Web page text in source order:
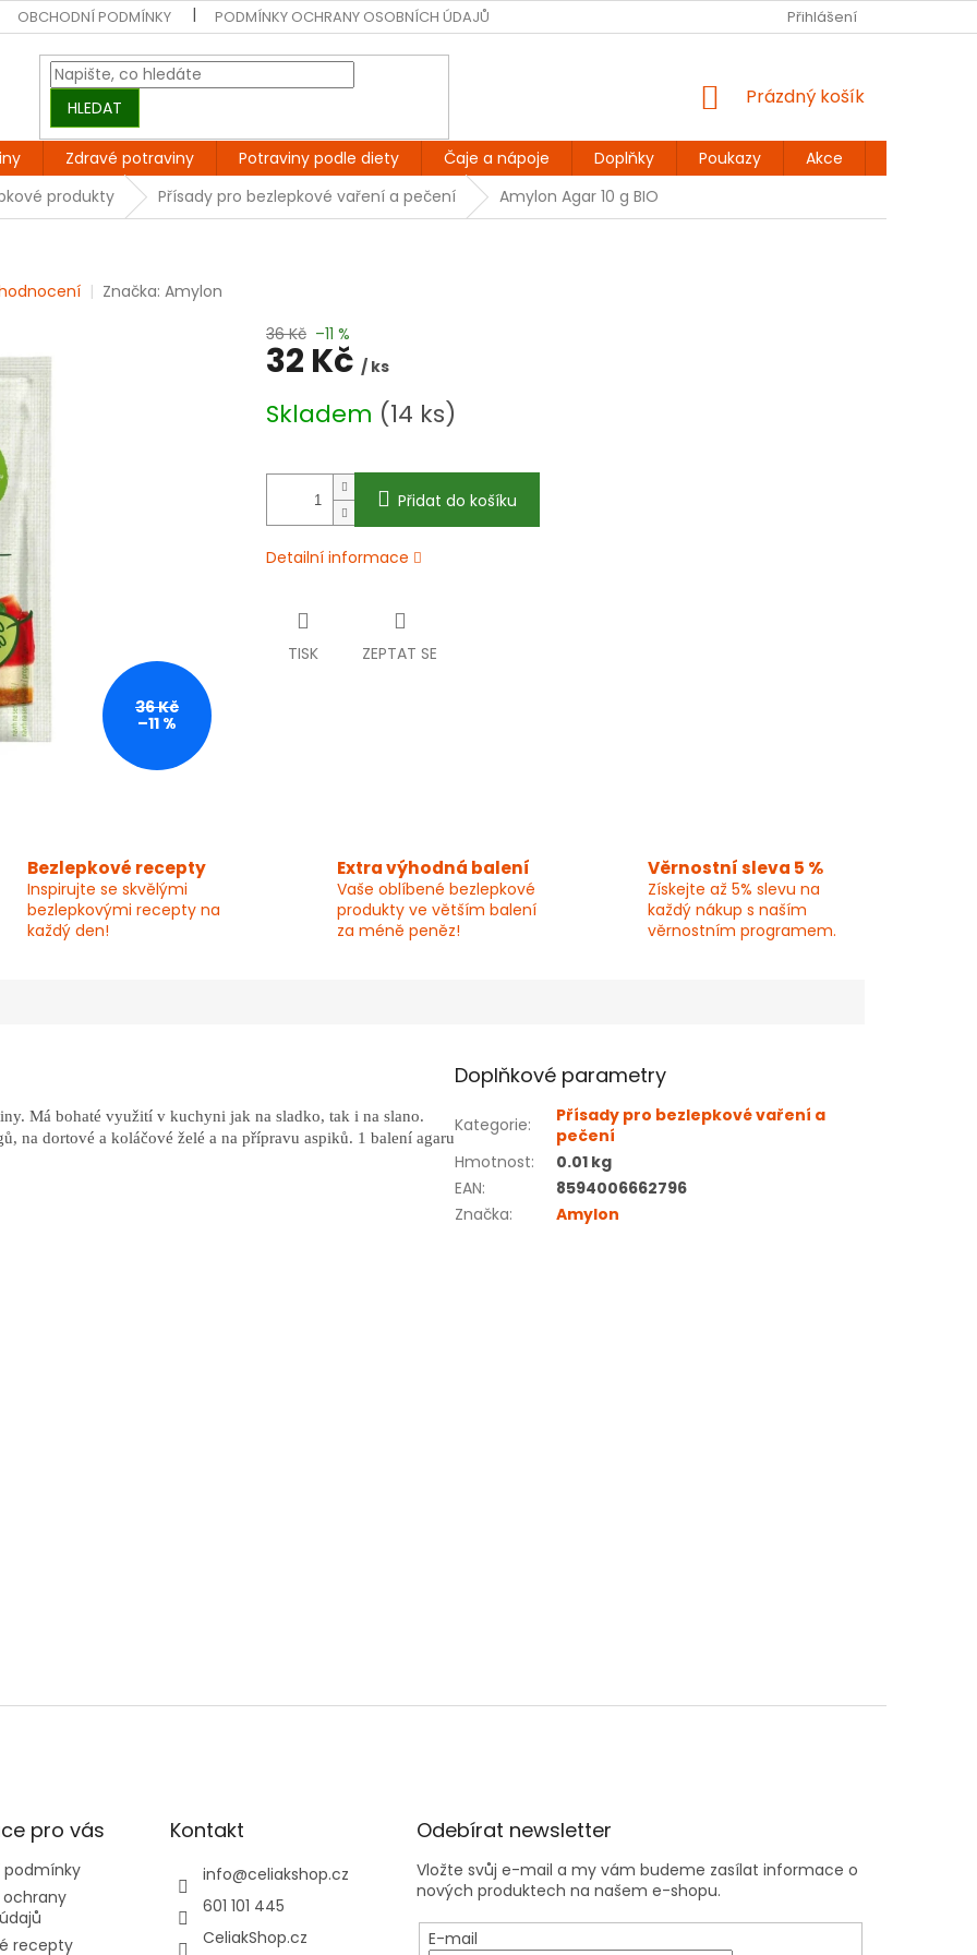
OBCHODNÍ PODMÍNKY PODMÍNKY OCHRANY OSOBNÍCH ÚDAJŮ KONTAKT DOPRAVA A PLATBA
Přihlášení
HLEDAT
NÁKUPNÍ
Prázdný košík
Zdravé potraviny Potraviny podle diety Čaje a nápoje Doplňky Poukazy Akce
produkty Přísady pro bezlepkové vaření a pečení Amylon Agar 10 g BIO
Značka: Amylon
36 Kč
–11 %
36 Kč –11 %
32 Kč / ks
cena:
Skladem (14 ks)
Přidat do košíku
Detailní informace
TISK ZEPTAT SE
Bezlepkové recepty
Inspirujte se skvělými
bezlepkovými recepty na
každý den!
Extra výhodná balení
Vaše oblíbené bezlepkové
produkty ve větším balení
za méně peněz!
Věrnostní sleva 5 %
Získejte až 5% slevu na
každý nákup s naším
věrnostním programem.
Má bohaté využití v kuchyni jak na sladko, tak i na slano.
na dortové a koláčové želé a na přípravu aspiků. 1 balení agaru
Doplňkové parametry
Kategorie:
Přísady pro bezlepkové vaření a
pečení
Hmotnost:
0.01 kg
EAN:
8594006662796
Značka: Amylon
pro vás
recepty
Kontakt
info@celiakshop.cz
601 101 445
CeliakShop.cz
Odebírat newsletter
Vložte svůj e-mail a my vám budeme zasílat informace o
nových produktech na našem e-shopu.
E-mail